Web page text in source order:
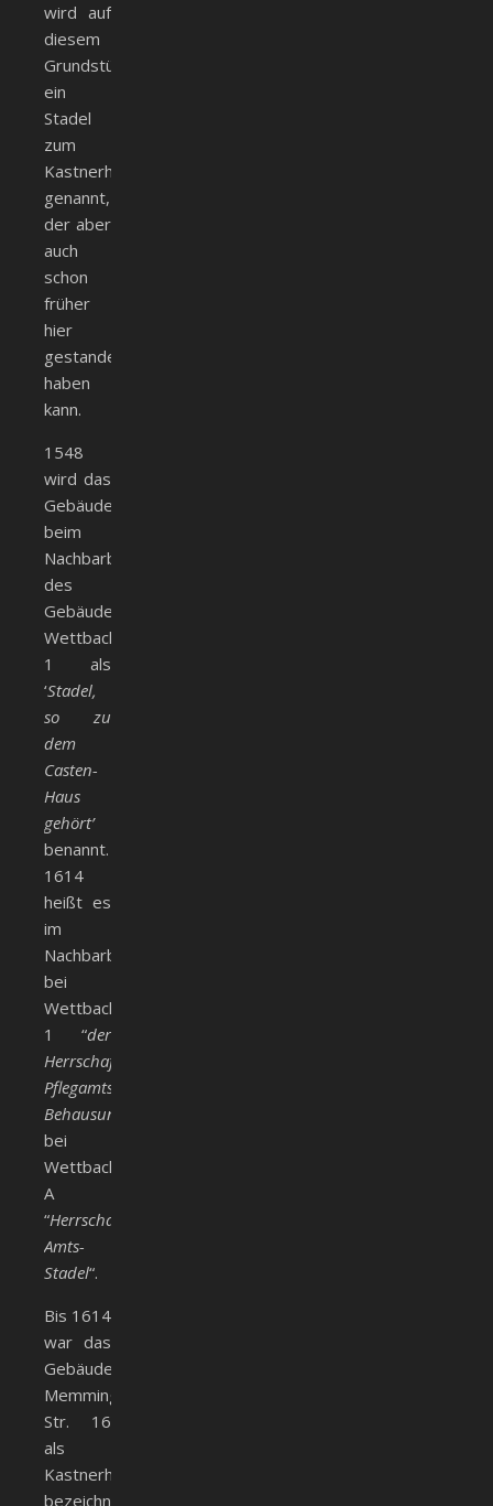
wird auf
diesem
Grundstück
ein
Stadel
zum
Kastnerhaus
genannt,
der aber
auch
schon
früher
hier
gestanden
haben
kann.
1548
wird das
Gebäude
beim
Nachbarbeschrieb
des
Gebäudes
Wettbach
1 als
‘Stadel,
so zu
dem
Casten-
Haus
gehört’
benannt.
1614
heißt es
im
Nachbarbeschrieb
bei
Wettbach
1 “der
Herrschaft
Pflegamts
Behausung
bei
Wettbach
A
“Herrschafts
Amts-
Stadel“.
Bis 1614
war das
Gebäude
Memminger
Str. 16
als
Kastnerhaus
bezeichnet